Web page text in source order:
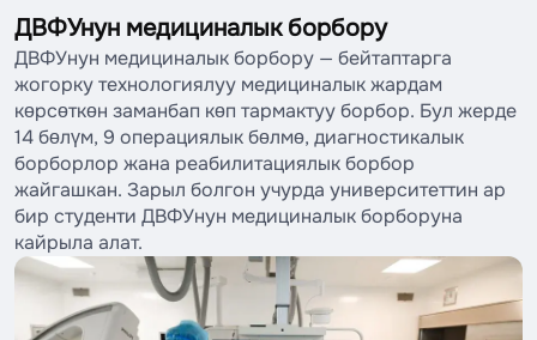
ДВФУнун медициналык борбору
ДВФУнун медициналык борбору — бейтаптарга
жогорку технологиялуу медициналык жардам
көрсөткөн заманбап көп тармактуу борбор. Бул жерде
14 бөлүм, 9 операциялык бөлмө, диагностикалык
борборлор жана реабилитациялык борбор
жайгашкан. Зарыл болгон учурда университеттин ар
бир студенти ДВФУнун медициналык борборуна
кайрыла алат.